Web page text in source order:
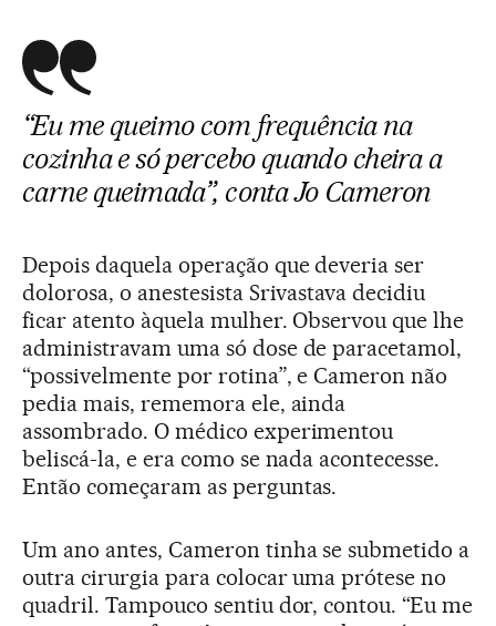
“Eu me queimo com frequência na
cozinha e só percebo quando cheira a
carne queimada”, conta Jo Cameron
Depois daquela operação que deveria ser
dolorosa, o anestesista Srivastava decidiu
ficar atento àquela mulher. Observou que lhe
administravam uma só dose de paracetamol,
“possivelmente por rotina”, e Cameron não
pedia mais, rememora ele, ainda
assombrado. O médico experimentou
beliscá-la, e era como se nada acontecesse.
Então começaram as perguntas.
Um ano antes, Cameron tinha se submetido a
outra cirurgia para colocar uma prótese no
quadril. Tampouco sentiu dor, contou. “Eu me